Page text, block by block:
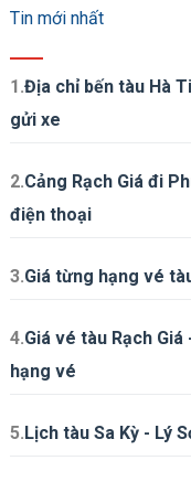
Tin mới nhất
1.Địa chỉ bến tàu Hà
gửi xe
2.Cảng Rạch Giá đi
điện thoại
3.Giá từng hạng vé
4.Giá vé tàu Rạch
hạng vé
5.Lịch tàu Sa Kỳ - Lý